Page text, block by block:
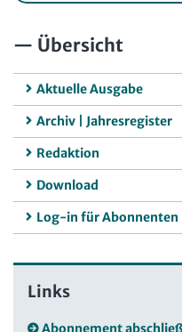
Übersicht
Aktuelle Ausgabe
Archiv | Jahresregister
Redaktion
Download
Log-in für Abonnenten
Links